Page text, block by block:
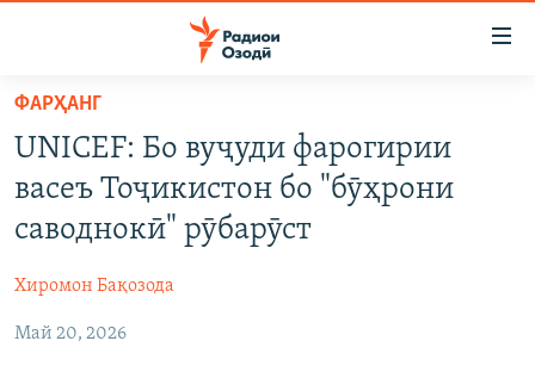
Ҷаҳиш
мояи
аслӣ
ба
феҳристи
аслӣ
Ҷаҳиш
ҚАЗИЯИ "КРОКУС"
ОСИЁИ МАРКАЗӢ
РӮЗГОРИ МУҲОҶИР
ТАҲҚИҚОТ
ҶАНГ ДАР УКРАИНА
ФАРҲАНГ
UNICEF: Бо вуҷуди фарогирии
васеъ Тоҷикистон бо "бӯҳрони
саводнокӣ" рӯбарӯст
Хиромон Бақозода
Май 20, 2026